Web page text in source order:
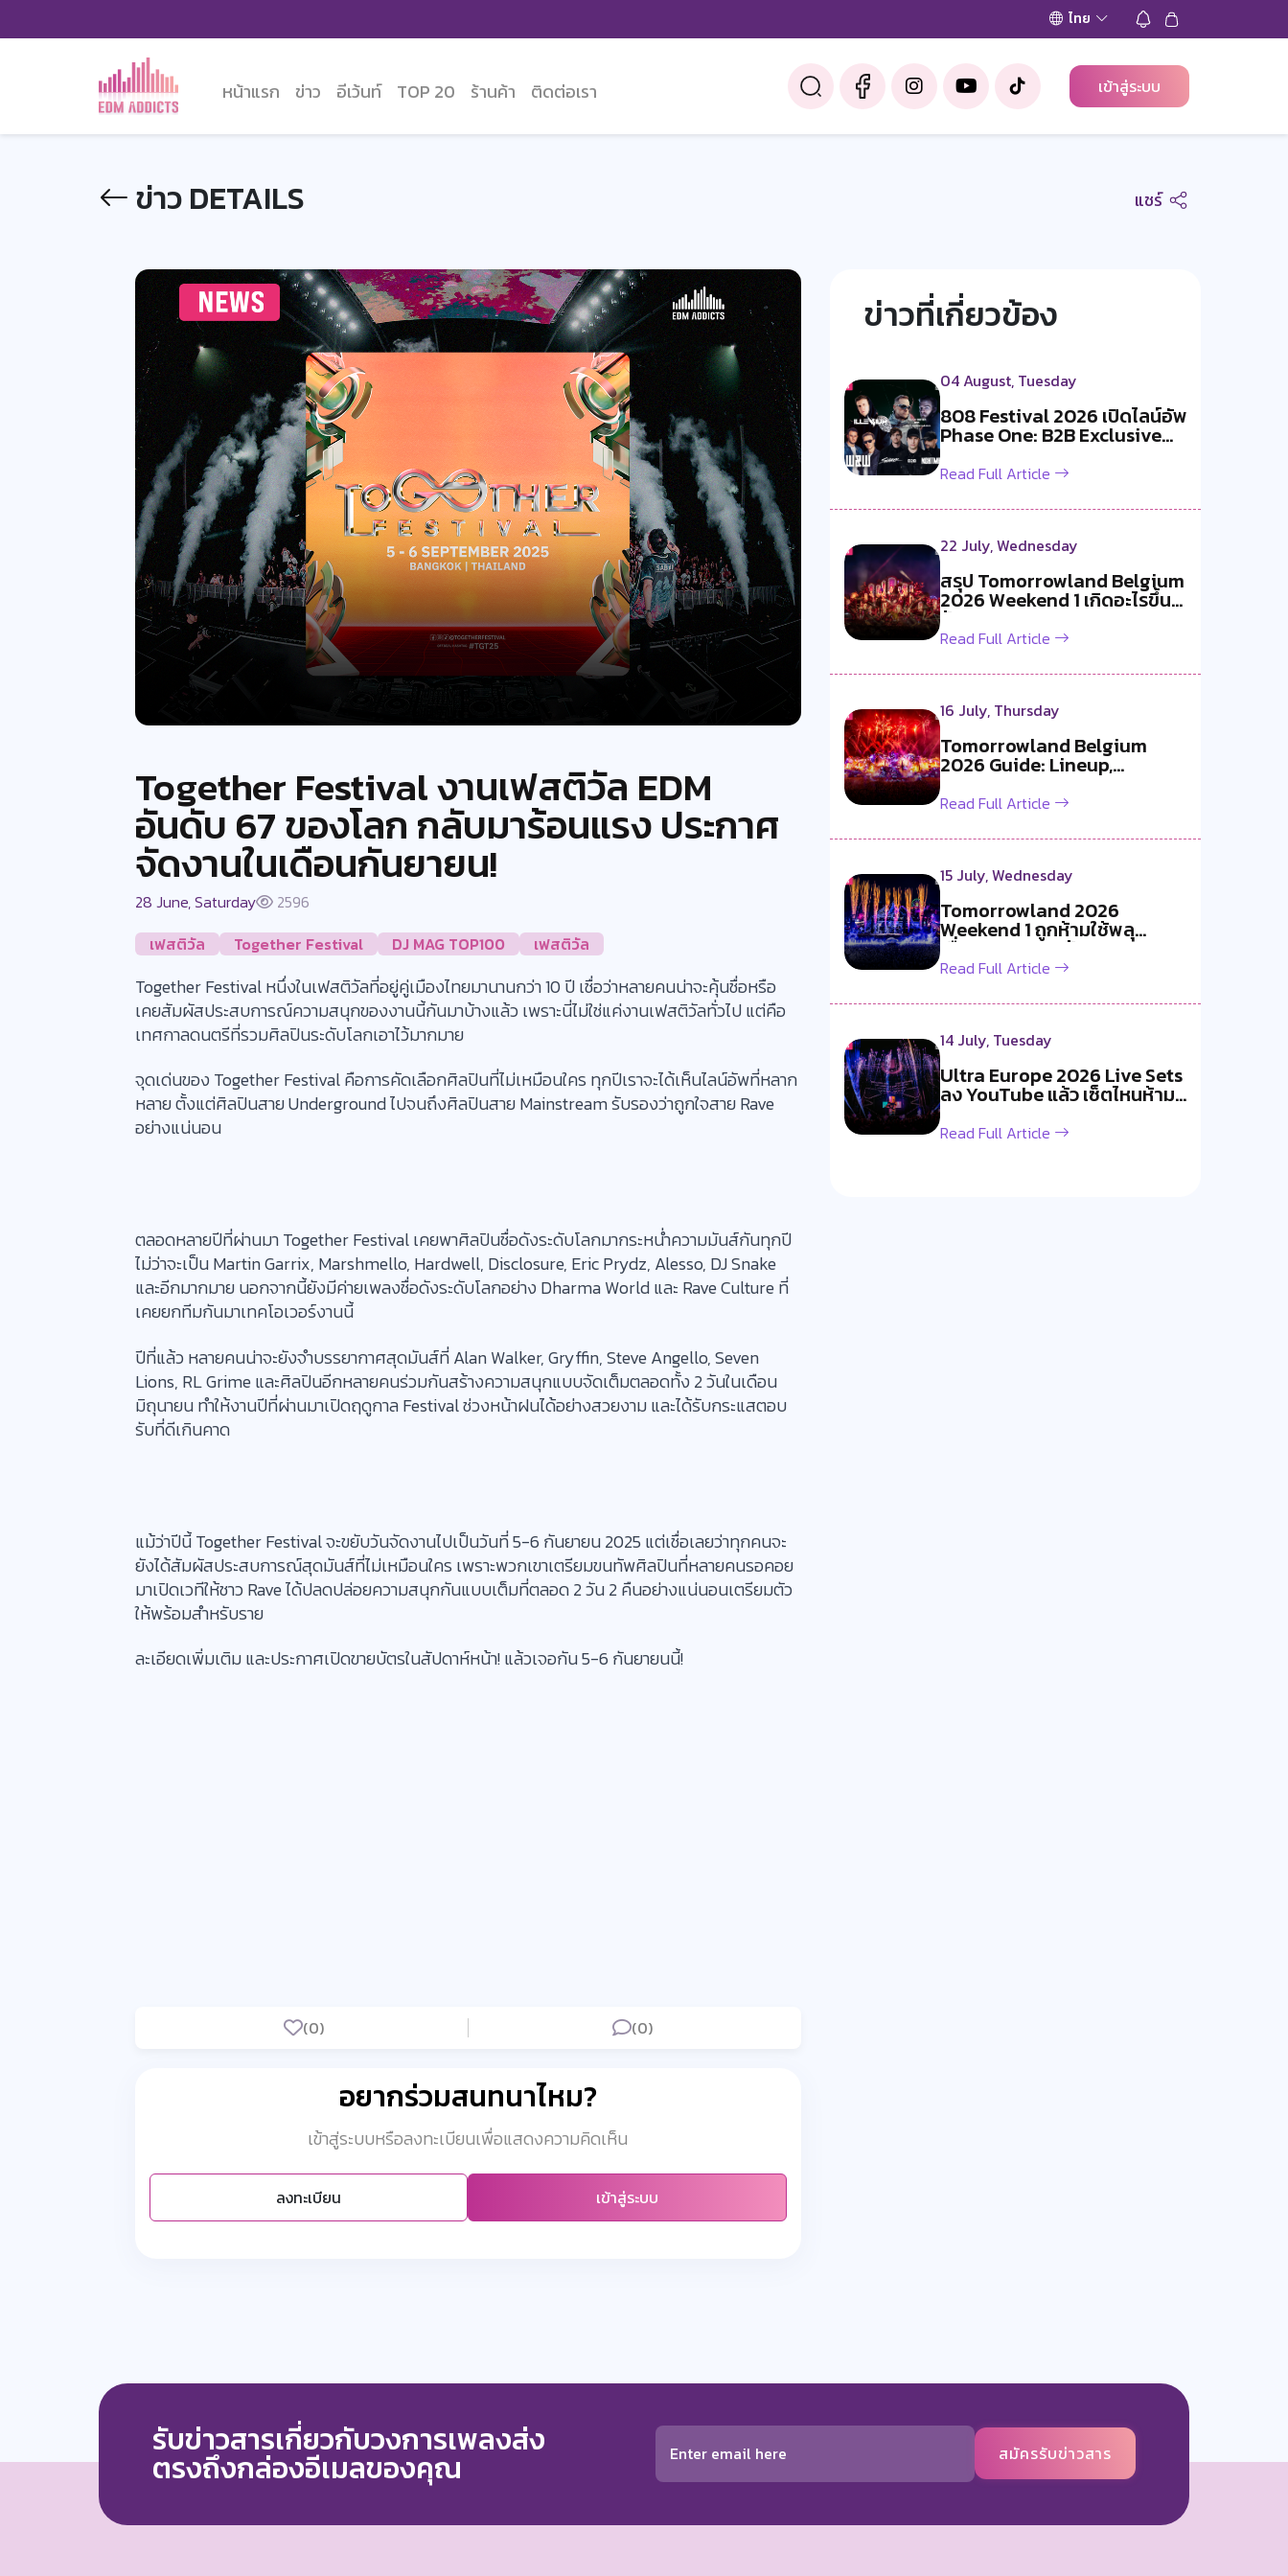
ไทย
หน้าแรก ข่าว อีเว้นท์ TOP 20 ร้านค้า ติดต่อเรา เข้าสู่ระบบ
ข่าว DETAILS แชร์
Together Festival งานเฟสติวัล EDM
อันดับ 67 ของโลก กลับมาร้อนแรง ประกาศ
จัดงานในเดือนกันยายน!
28 June, Saturday
2596
เฟสติวัล
Together Festival DJ MAG TOP100 เฟสติวัล
Together Festival หนึ่งในเฟสติวัลที่อยู่คู่เมืองไทยมานานกว่า 10 ปี เชื่อว่าหลายคนน่าจะคุ้นชื่อหรือ
เคยสัมผัสประสบการณ์ความสนุกของงานนี้กันมาบ้างแล้ว เพราะนี่ไม่ใช่แค่งานเฟสติวัลทั่วไป แต่คือ
เทศกาลดนตรีที่รวมศิลปินระดับโลกเอาไว้มากมาย
จุดเด่นของ Together Festival คือการคัดเลือกศิลปินที่ไม่เหมือนใคร ทุกปีเราจะได้เห็นไลน์อัพที่หลาก
หลาย ตั้งแต่ศิลปินสาย Underground ไปจนถึงศิลปินสาย Mainstream รับรองว่าถูกใจสาย Rave
อย่างแน่นอน
ตลอดหลายปีที่ผ่านมา Together Festival เคยพาศิลปินชื่อดังระดับโลกมากระหน่ำความมันส์กันทุกปี
ไม่ว่าจะเป็น Martin Garrix, Marshmello, Hardwell, Disclosure, Eric Prydz, Alesso, DJ Snake
และอีกมากมาย นอกจากนี้ยังมีค่ายเพลงชื่อดังระดับโลกอย่าง Dharma World และ Rave Culture ที่
เคยยกทีมกันมาเทคโอเวอร์งานนี้
ปีที่แล้ว หลายคนน่าจะยังจำบรรยากาศสุดมันส์ที่ Alan Walker, Gryffin, Steve Angello, Seven
Lions, RL Grime และศิลปินอีกหลายคนร่วมกันสร้างความสนุกแบบจัดเต็มตลอดทั้ง 2 วันในเดือน
มิถุนายน ทำให้งานปีที่ผ่านมาเปิดฤดูกาล Festival ช่วงหน้าฝนได้อย่างสวยงาม และได้รับกระแสตอบ
รับที่ดีเกินคาด
แม้ว่าปีนี้ Together Festival จะขยับวันจัดงานไปเป็นวันที่ 5-6 กันยายน 2025 แต่เชื่อเลยว่าทุกคนจะ
ยังได้สัมผัสประสบการณ์สุดมันส์ที่ไม่เหมือนใคร เพราะพวกเขาเตรียมขนทัพศิลปินที่หลายคนรอคอย
มาเปิดเวทีให้ชาว Rave ได้ปลดปล่อยความสนุกกันแบบเต็มที่ตลอด 2 วัน 2 คืนอย่างแน่นอนเตรียมตัว
ให้พร้อมสำหรับราย
ละเอียดเพิ่มเติม และประกาศเปิดขายบัตรในสัปดาห์หน้า! แล้วเจอกัน 5-6 กันยายนนี้!
(0) (0)
อยากร่วมสนทนาไหม?
เข้าสู่ระบบหรือลงทะเบียนเพื่อแสดงความคิดเห็น
ลงทะเบียน เข้าสู่ระบบ
ข่าวที่เกี่ยวข้อง
04 August, Tuesday
808 Festival 2026 เปิดไลน์อัพ
Phase One: B2B Exclusive
สองค...
Read Full Article
22 July, Wednesday
สรุป Tomorrowland Belgium
2026 Weekend 1 เกิดอะไรขึ้น
บ้าง ?
Read Full Article
16 July, Thursday
Tomorrowland Belgium
2026 Guide: Lineup,
Livestream, Must-S...
Read Full Article
15 July, Wednesday
Tomorrowland 2026
Weekend 1 ถูกห้ามใช้พลุ
เนื่องจากอากาศร้อ...
Read Full Article
14 July, Tuesday
Ultra Europe 2026 Live Sets
ลง YouTube แล้ว เซ็ตไหนห้าม
พลาด
Read Full Article
รับข่าวสารเกี่ยวกับวงการเพลงส่ง
ตรงถึงกล่องอีเมลของคุณ สมัครรับข่าวสาร